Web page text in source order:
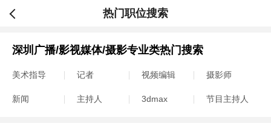
热门职位搜索
深圳广播/影视媒体/摄影专业类热门搜索
美术指导 记者 视频编辑 摄影师
新闻 主持人 3dmax 节目主持人